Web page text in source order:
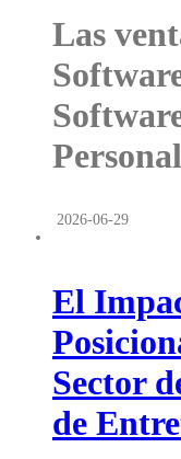
Las
Personal
2026-06-29
El
Sector
de